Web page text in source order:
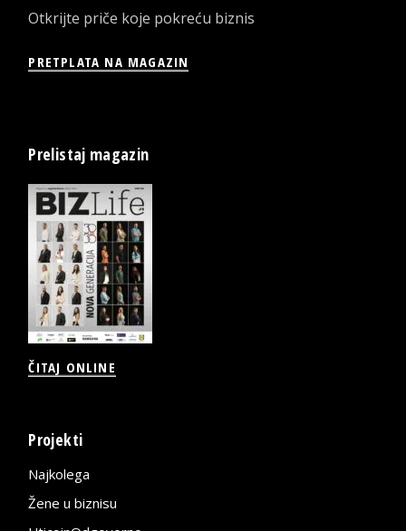
Otkrijte priče koje pokreću biznis
PRETPLATA NA MAGAZIN
Prelistaj magazin
ČITAJ ONLINE
Projekti
Najkolega
Žene u biznisu